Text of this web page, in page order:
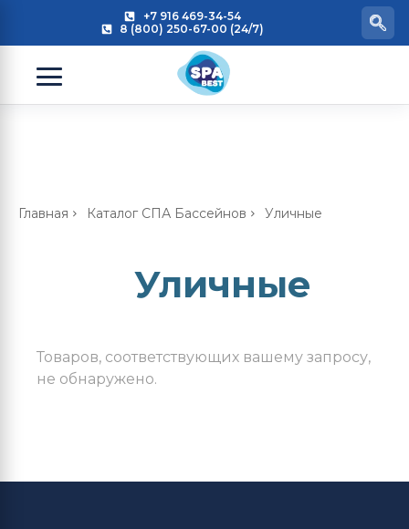
+7 916 469-34-54
8 (800) 250-67-00 (24/7)
Главная Каталог СПА Бассейнов Уличные
Уличные
Товаров, соответствующих вашему запросу,
не обнаружено.